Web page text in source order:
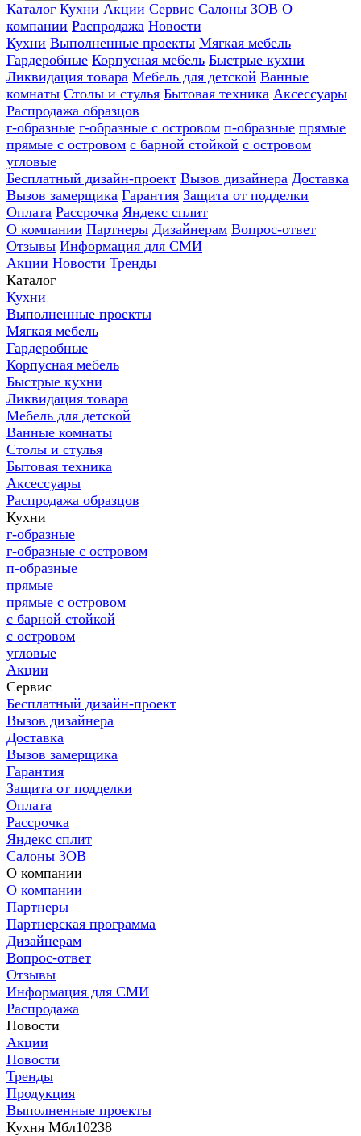
Каталог Кухни Акции Сервис Салоны ЗОВ О
компании Распродажа Новости
Кухни Выполненные проекты Мягкая мебель
Гардеробные Корпусная мебель Быстрые кухни
Ликвидация товара Мебель для детской Ванные
комнаты Столы и стулья Бытовая техника Аксессуары
Распродажа образцов
г-образные г-образные с островом п-образные прямые
прямые с островом с барной стойкой с островом
угловые
Бесплатный дизайн-проект Вызов дизайнера Доставка
Вызов замерщика Гарантия Защита от подделки
Оплата Рассрочка Яндекс сплит
О компании Партнеры Дизайнерам Вопрос-ответ
Отзывы Информация для СМИ
Акции Новости Тренды
Каталог
Кухни
Выполненные проекты
Мягкая мебель
Гардеробные
Корпусная мебель
Быстрые кухни
Ликвидация товара
Мебель для детской
Ванные комнаты
Столы и стулья
Бытовая техника
Аксессуары
Распродажа образцов
Кухни
г-образные
г-образные с островом
п-образные
прямые
прямые с островом
с барной стойкой
с островом
угловые
Акции
Сервис
Бесплатный дизайн-проект
Вызов дизайнера
Доставка
Вызов замерщика
Гарантия
Защита от подделки
Оплата
Рассрочка
Яндекс сплит
Салоны ЗОВ
О компании
О компании
Партнеры
Партнерская программа
Дизайнерам
Вопрос-ответ
Отзывы
Информация для СМИ
Распродажа
Новости
Акции
Новости
Тренды
Продукция
Выполненные проекты
Кухня Мбл10238